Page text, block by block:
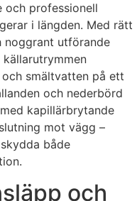
och professionell
i längden. Med rätt
noggrant utförande
källarutrymmen
smältvatten på ett
och nederbörd
kapillärbrytande
mot vägg –
både
och